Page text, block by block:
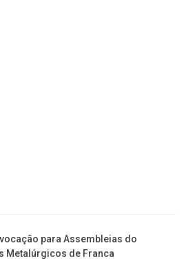
para Assembleias do
Metalúrgicos de Franca